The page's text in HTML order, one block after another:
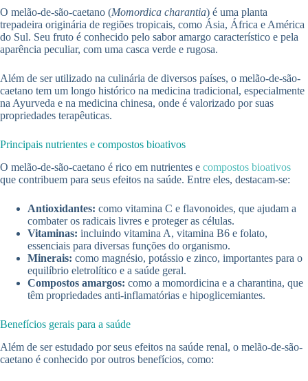
O melão-de-são-caetano (Momordica charantia) é uma planta
trepadeira originária de regiões tropicais, como Ásia, África e América
do Sul. Seu fruto é conhecido pelo sabor amargo característico e pela
aparência peculiar, com uma casca verde e rugosa.
Além de ser utilizado na culinária de diversos países, o melão-de-são-
caetano tem um longo histórico na medicina tradicional, especialmente
na Ayurveda e na medicina chinesa, onde é valorizado por suas
propriedades terapêuticas.
Principais nutrientes e compostos bioativos
O melão-de-são-caetano é rico em nutrientes e compostos bioativos
que contribuem para seus efeitos na saúde. Entre eles, destacam-se:
Antioxidantes: como vitamina C e flavonoides, que ajudam a
combater os radicais livres e proteger as células.
Vitaminas: incluindo vitamina A, vitamina B6 e folato,
essenciais para diversas funções do organismo.
Minerais: como magnésio, potássio e zinco, importantes para o
equilíbrio eletrolítico e a saúde geral.
Compostos amargos: como a momordicina e a charantina, que
têm propriedades anti-inflamatórias e hipoglicemiantes.
Benefícios gerais para a saúde
Além de ser estudado por seus efeitos na saúde renal, o melão-de-são-
caetano é conhecido por outros benefícios, como: